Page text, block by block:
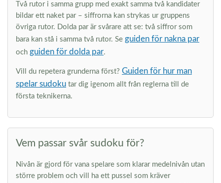
Två rutor i samma grupp med exakt samma två kandidater
bildar ett naket par – siffrorna kan strykas ur gruppens
övriga rutor. Dolda par är svårare att se: två siffror som
bara kan stå i samma två rutor. Se guiden för nakna par
och guiden för dolda par.
Vill du repetera grunderna först? Guiden för hur man
spelar sudoku tar dig igenom allt från reglerna till de
första teknikerna.
Vem passar svår sudoku för?
Nivån är gjord för vana spelare som klarar medelnivån utan
större problem och vill ha ett pussel som kräver